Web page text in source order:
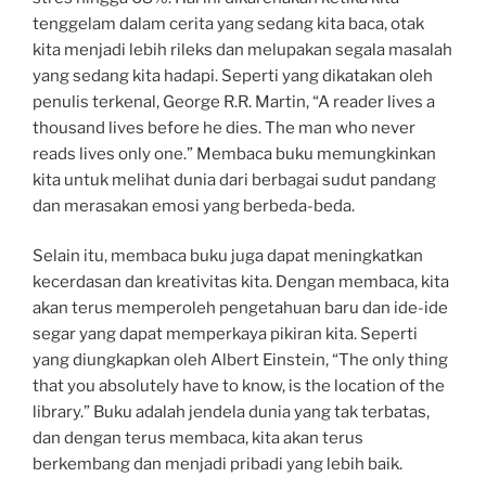
tenggelam dalam cerita yang sedang kita baca, otak
kita menjadi lebih rileks dan melupakan segala masalah
yang sedang kita hadapi. Seperti yang dikatakan oleh
penulis terkenal, George R.R. Martin, “A reader lives a
thousand lives before he dies. The man who never
reads lives only one.” Membaca buku memungkinkan
kita untuk melihat dunia dari berbagai sudut pandang
dan merasakan emosi yang berbeda-beda.
Selain itu, membaca buku juga dapat meningkatkan
kecerdasan dan kreativitas kita. Dengan membaca, kita
akan terus memperoleh pengetahuan baru dan ide-ide
segar yang dapat memperkaya pikiran kita. Seperti
yang diungkapkan oleh Albert Einstein, “The only thing
that you absolutely have to know, is the location of the
library.” Buku adalah jendela dunia yang tak terbatas,
dan dengan terus membaca, kita akan terus
berkembang dan menjadi pribadi yang lebih baik.